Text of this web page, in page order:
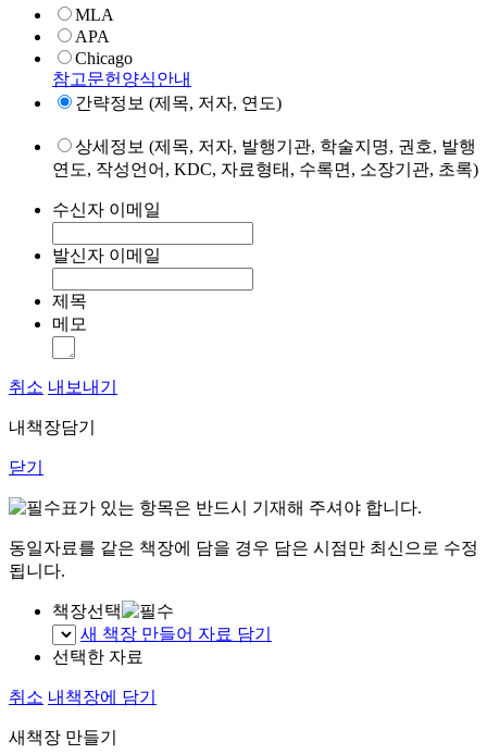
MLA
APA
Chicago
참고문헌양식안내
간략정보 (제목, 저자, 연도)
상세정보 (제목, 저자, 발행기관, 학술지명, 권호, 발행
연도, 작성언어, KDC, 자료형태, 수록면, 소장기관, 초록)
수신자 이메일
발신자 이메일
제목
메모
취소 내보내기
내책장담기
닫기
표가 있는 항목은 반드시 기재해 주셔야 합니다.
동일자료를 같은 책장에 담을 경우 담은 시점만 최신으로 수정
됩니다.
책장선택
새 책장 만들어 자료 담기
선택한 자료
취소 내책장에 담기
새책장 만들기